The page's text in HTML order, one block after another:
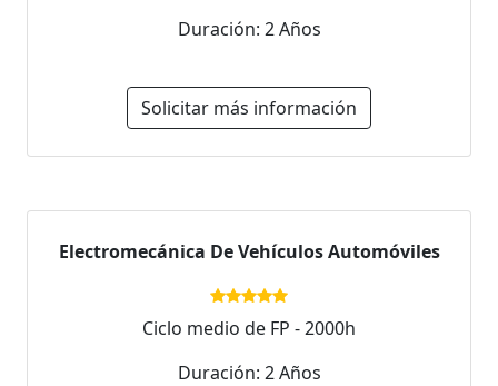
Duración: 2 Años
Solicitar más información
Electromecánica De Vehículos Automóviles
Ciclo medio de FP - 2000h
Duración: 2 Años